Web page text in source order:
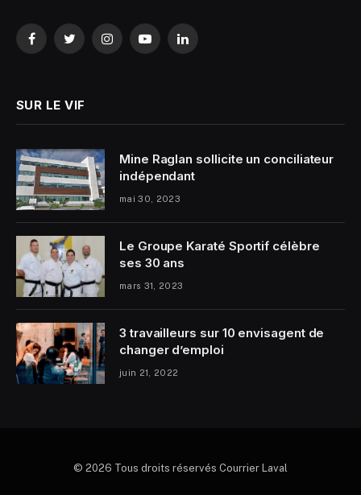
FacebookTwitterInstagramYouTubeLinkedIn
SUR LE VIF
Mine Raglan sollicite un conciliateur
indépendant
mai 30, 2023
Le Groupe Karaté Sportif célèbre
ses 30 ans
mars 31, 2023
3 travailleurs sur 10 envisagent de
changer d’emploi
juin 21, 2022
© 2026 Tous droits réservés Courrier Laval